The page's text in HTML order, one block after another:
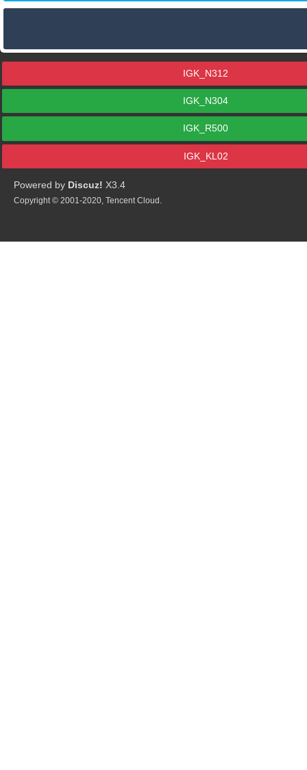
IGK_N312
IGK_N304
IGK_R500
IGK_KL02
Powered by Discuz! X3.4
Copyright © 2001-2020, Tencent Cloud.